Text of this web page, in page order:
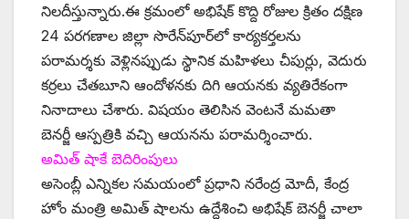
నిలదీస్తున్నారు.ఈ క్రమంలో అభిషేక్‌ ‌కొద్ది రోజుల క్రితం దక్షిణ
24 పరగణాల జిల్లా సొరేన్‌పూర్‌లో కార్యకర్తలను
పరామర్శకు వెళ్లినప్పుడు స్థానిక మహిళలు చీపుర్లు, వెదురు
కర్రలు చేతబూని ఆందోళనకు దిగి ఆయనకు వ్యతిరేకంగా
నినాదాలు చేశారు. విషయం తెలిసిన వెంటనే మమతా
బెనర్జీ ఆస్పత్రికి వచ్చి ఆయనను పరామర్శించారు.
అమిత్‌ ‌షాకే బెదిరింపులు
అసెంబ్లీ ఎన్నికల సమయంలో ప్రధాని నరేంద్ర మోదీ, కేంద్ర
హోం మంత్రి అమిత్‌ ‌షాలను ఉద్దేశించి అభిషేక్‌ ‌బెనర్జీ చాలా